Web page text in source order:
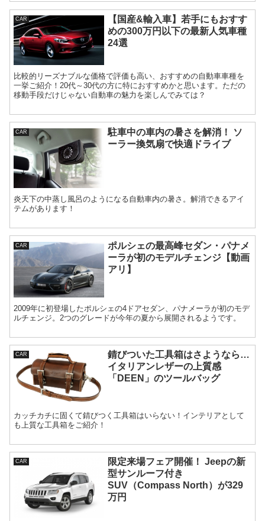
CAR
【国産&輸入車】若手にもおすす
めの300万円以下の最新人気車種
24選
比較的リーズナブルな価格で評価も高い、おすすめの自動車車種を
一挙ご紹介！20代～30代の方に特におすすめかと思います。ただの
移動手段だけじゃない自動車の魅力を楽しんでみては？
CAR
駐車中の車内の暑さを解消！ ソ
ーラー換気扇で快適ドライブ
炎天下の中蒸し風呂のようになる自動車内の暑さ。解消できるアイ
テムがあります！
CAR
ポルシェの最高峰セダン・パナメ
ーラが初のモデルチェンジ【動画
アリ】
2009年に初登場したポルシェの4ドアセダン、パナメーラが初のモデ
ルチェンジ。2つのグレードが今年の夏から展開されるようです。
CAR
錆びついた工具箱はさようなら…
イタリアンレザーの上質感
「DEEN」のツールバッグ
カッチカチに固くて錆びつく工具箱はいらない！インテリアとして
も上質な工具箱をご紹介！
CAR
限定来場フェア開催！ Jeepの新
型サンルーフ付き
SUV（Compass North）が329
万円